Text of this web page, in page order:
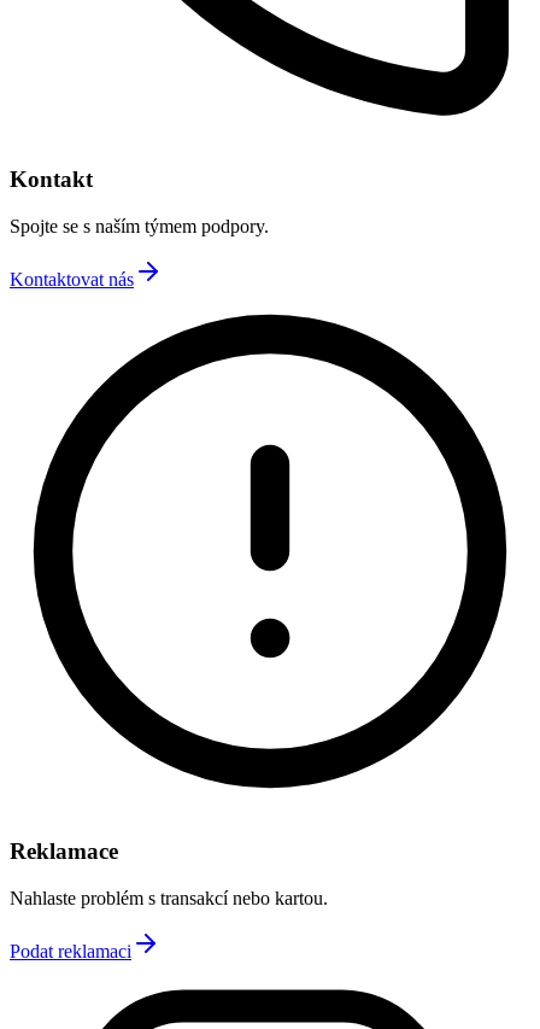
Kontakt
Spojte se s naším týmem podpory.
Kontaktovat nás
Reklamace
Nahlaste problém s transakcí nebo kartou.
Podat reklamaci